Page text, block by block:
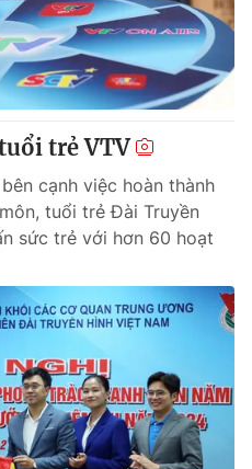
English
Việt Nam
điện tử số 483/GP-BTTTT
Hạnh, Phạm Quốc Thắng,
trẻ VTV
cạnh việc hoàn thành
tuổi trẻ Đài Truyền
sức trẻ với hơn 60 hoạt